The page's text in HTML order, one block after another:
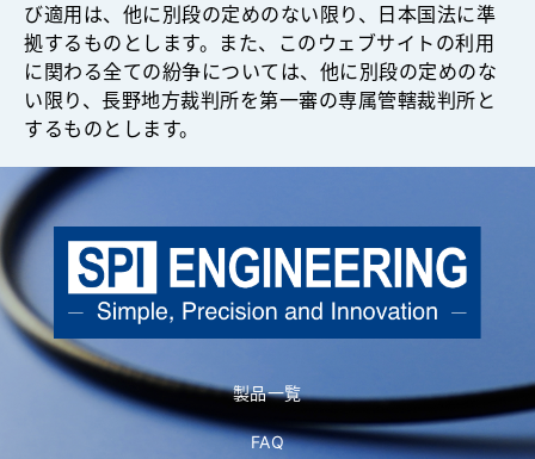
び適用は、他に別段の定めのない限り、日本国法に準
拠するものとします。また、このウェブサイトの利用
に関わる全ての紛争については、他に別段の定めのな
い限り、長野地方裁判所を第一審の専属管轄裁判所と
するものとします。
製品一覧
FAQ